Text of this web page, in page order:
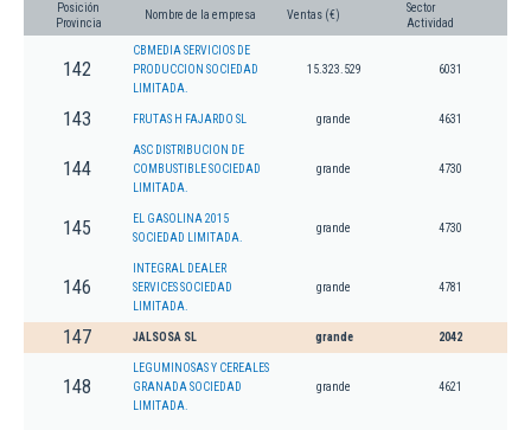
Posición
Provincia
Nombre de la empresa Ventas (€)
Sector
Actividad
142
CBMEDIA SERVICIOS DE
PRODUCCION SOCIEDAD
LIMITADA.
15.323.529 6031
143 FRUTAS H FAJARDO SL grande 4631
144
ASC DISTRIBUCION DE
COMBUSTIBLE SOCIEDAD
LIMITADA.
grande 4730
145
EL GASOLINA 2015
SOCIEDAD LIMITADA.
grande 4730
146
INTEGRAL DEALER
SERVICES SOCIEDAD
LIMITADA.
grande 4781
147 JALSOSA SL grande 2042
148
LEGUMINOSAS Y CEREALES
GRANADA SOCIEDAD
LIMITADA.
grande 4621